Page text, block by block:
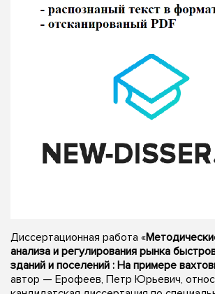
Диссертационная работа «
анализа и регулирования рынка
зданий и поселений : На примере
автор — Ерофеев, Петр Юрьевич,